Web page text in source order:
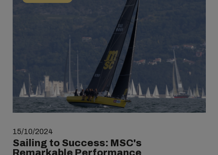
15/10/2024
Sailing to Success: MSC's
Remarkable Performance